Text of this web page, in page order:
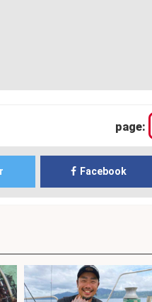
page:
Facebook